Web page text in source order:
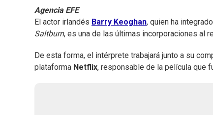
Agencia EFE
El actor irlandés Barry Keoghan, quien ha
Saltburn, es una de las últimas incorporaciones al
De esta forma, el intérprete trabajará junto a su
plataforma Netflix, responsable de la película que